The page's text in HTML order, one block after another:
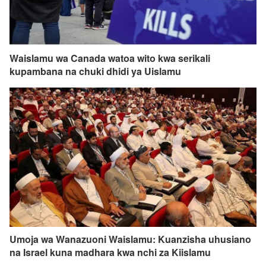
Waislamu wa Canada watoa wito kwa serikali
kupambana na chuki dhidi ya Uislamu
Umoja wa Wanazuoni Waislamu: Kuanzisha uhusiano
na Israel kuna madhara kwa nchi za Kiislamu